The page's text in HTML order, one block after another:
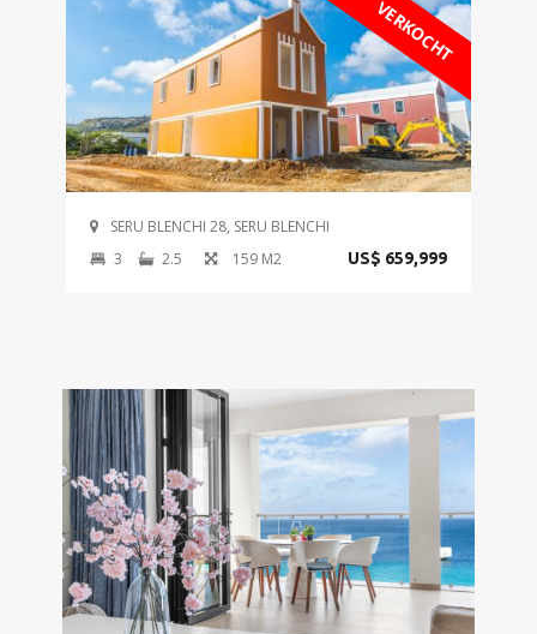
VERKOCHT
SERU BLENCHI 28, SERU BLENCHI
3
2.5 159 M2 US$ 659,999